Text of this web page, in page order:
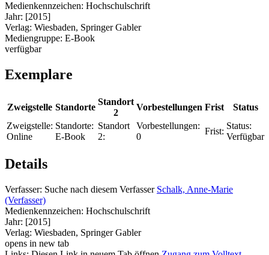
Medienkennzeichen: Hochschulschrift
Jahr: [2015]
Verlag: Wiesbaden, Springer Gabler
Mediengruppe: E-Book
verfügbar
Exemplare
Zweigstelle Standorte
Standort
2
Vorbestellungen Frist
Status
Zweigstelle:
Online
Standorte:
E-Book
Standort
2:
Vorbestellungen:
0
Frist:
Status:
Verfügbar
Details
Verfasser: Suche nach diesem Verfasser Schalk, Anne-Marie
(Verfasser)
Medienkennzeichen: Hochschulschrift
Jahr: [2015]
Verlag: Wiesbaden, Springer Gabler
opens in new tab